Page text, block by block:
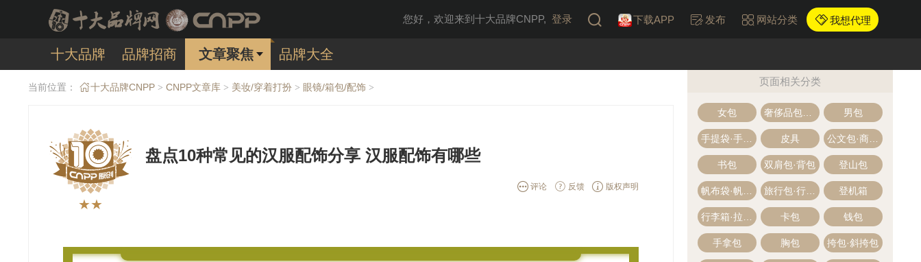
您好，欢迎来到十大品牌CNPP, 登录 下载APP 发布 网站分类 我想代理
十大品牌 品牌招商 文章聚焦 品牌大全
当前位置： 十大品牌CNPP > CNPP文章库 > 美妆/穿着打扮 > 眼镜/箱包/配饰 >
★★
盘点10种常见的汉服配饰分享 汉服配饰有哪些
评论 反馈 版权声明
页面相关分类
女包 奢侈品包包·名牌包 男包
皮具
书包 双肩包·背包 登山包
旅行包·行李包 登机箱
卡包 钱包
手拿包 胸包 挎包·斜挎包